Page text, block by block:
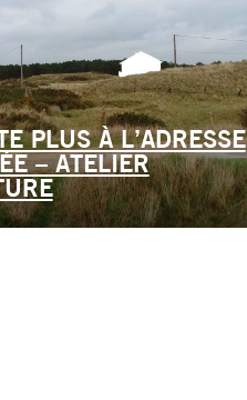
PLUS À L’ADRESSE
– ATELIER